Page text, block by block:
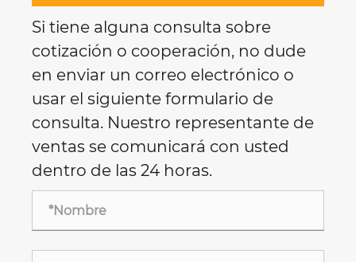
Si tiene alguna consulta sobre
cotización o cooperación, no dude
en enviar un correo electrónico o
usar el siguiente formulario de
consulta. Nuestro representante de
ventas se comunicará con usted
dentro de las 24 horas.